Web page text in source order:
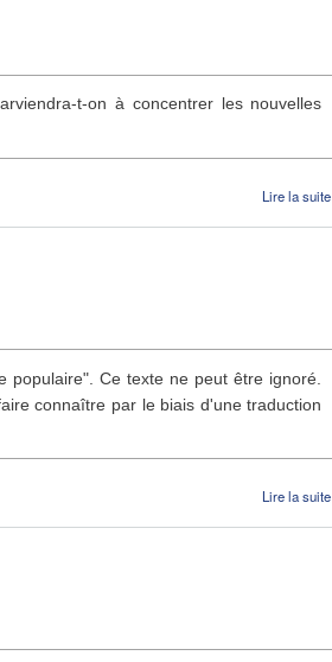
t-on à concentrer les nouvelles
Lire la suite
populaire". Ce texte ne peut être ignoré.
connaître par le biais d'une traduction
Lire la suite